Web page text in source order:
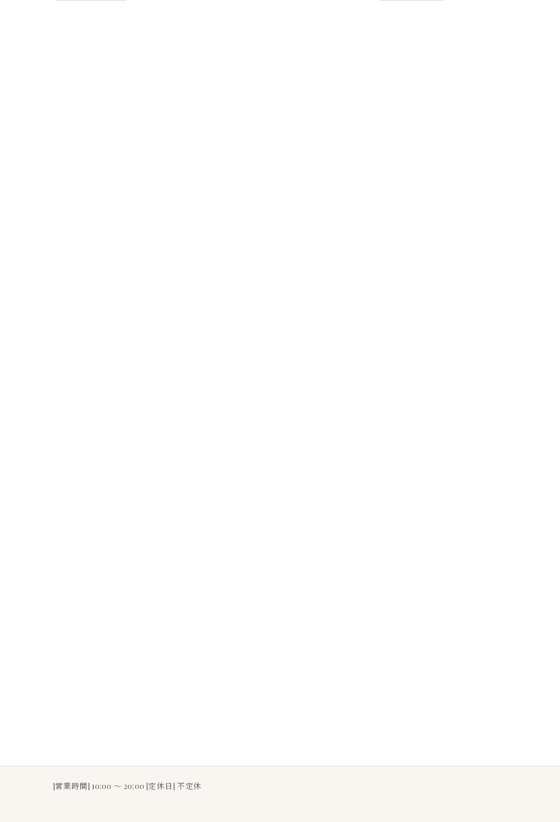
[営業時間] 10:00 〜 20:00 [定休日] 不定休